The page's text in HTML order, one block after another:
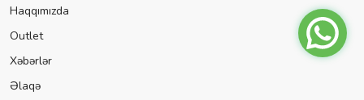
Haqqımızda
Outlet
Xəbərlər
Əlaqə